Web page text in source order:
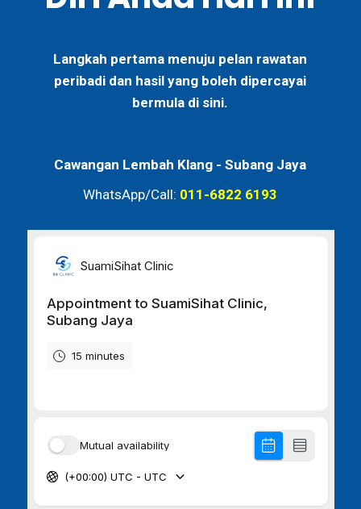
Langkah pertama menuju pelan rawatan
peribadi dan hasil yang boleh dipercayai
bermula di sini.
Cawangan Lembah Klang -Subang Jaya
WhatsApp/Call: 011-6822 6193